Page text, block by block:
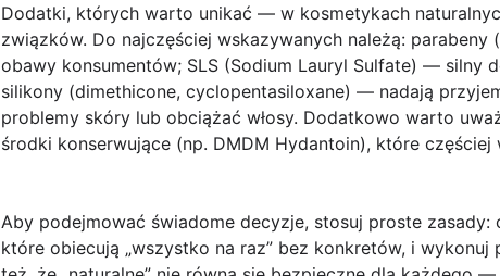
Dodatki, których warto unikać — w kosmetykach
związków. Do najczęściej wskazywanych należą: parabeny
obawy konsumentów; SLS (Sodium Lauryl Sulfate) — silny
silikony (dimethicone, cyclopentasiloxane) — nadają
problemy skóry lub obciążać włosy. Dodatkowo warto
środki konserwujące (np. DMDM Hydantoin), które częściej
Aby podejmować świadome decyzje, stosuj proste zasady:
które obiecują „wszystko na raz” bez konkretów, i